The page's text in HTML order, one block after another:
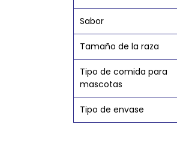
Sabor
Tamaño de la raza
Tipo de comida para
mascotas
Tipo de envase